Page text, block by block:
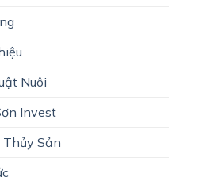
Nuôi
Invest
Thủy Sản